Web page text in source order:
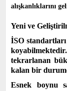
alışkanlıklarını
Yeni ve
İSO
tekrarlanan
kalan bir
Esnek boynu